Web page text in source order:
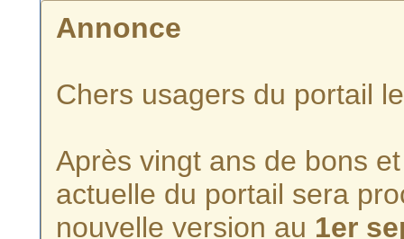
Annonce
Chers usagers du portail
Après vingt ans de bons
actuelle du portail sera
nouvelle version au 1er